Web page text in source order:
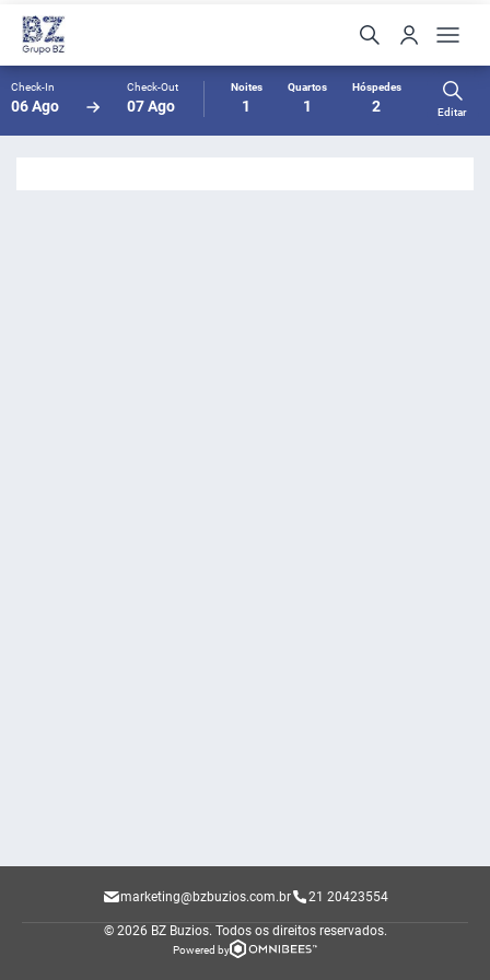
Check-In
06 Ago
Check-Out
07 Ago
Noites
1
Quartos
1
Hóspedes
2 Editar
marketing@bzbuzios.com.br 21 20423554
© 2026 BZ Buzios. Todos os direitos reservados.
Powered by